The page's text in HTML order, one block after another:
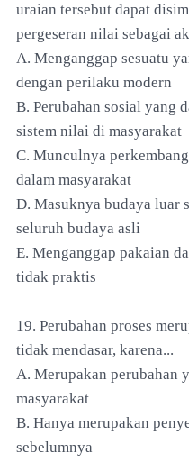
uraian tersebut dapat
pergeseran nilai sebagai
A. Menganggap sesuatu
dengan perilaku modern
B. Perubahan sosial yang
sistem nilai di masyarakat
C. Munculnya
dalam masyarakat
D. Masuknya budaya luar
seluruh budaya asli
E. Menganggap pakaian
tidak praktis
19. Perubahan proses
tidak mendasar, karena...
A. Merupakan perubahan
masyarakat
B. Hanya merupakan
sebelumnya